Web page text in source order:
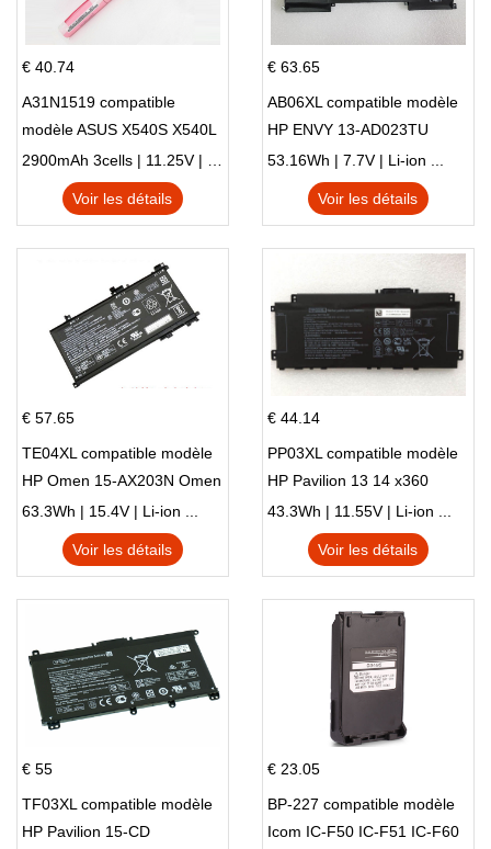
€ 40.74
A31N1519 compatible
modèle ASUS X540S X540L
X540LA-SI302 X540SA
X540S
2900mAh 3cells | 11.25V | Li-ion ...
Voir les détails
€ 63.65
AB06XL compatible modèle
HP ENVY 13-AD023TU
HSTNN-DB8C 921438-855
TPN-I128
53.16Wh | 7.7V | Li-ion ...
Voir les détails
€ 57.65
TE04XL compatible modèle
HP Omen 15-AX203N Omen
15 Series Pavilion 15 Series
63.3Wh | 15.4V | Li-ion ...
Voir les détails
€ 44.14
PP03XL compatible modèle
HP Pavilion 13 14 x360
L83388-AC1 L83388-421
HSTNN-LB8S M01118-421
M01144-005 13-BB 14-DV
43.3Wh | 11.55V | Li-ion ...
Voir les détails
€ 55
TF03XL compatible modèle
HP Pavilion 15-CD
€ 23.05
BP-227 compatible modèle
Icom IC-F50 IC-F51 IC-F60